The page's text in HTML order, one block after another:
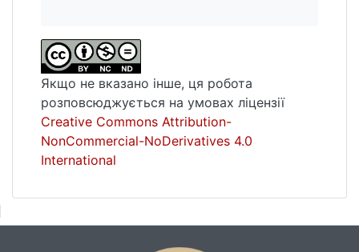
Якщо не вказано інше, ця робота
розповсюджується на умовах ліцензії
Creative Commons Attribution-
NonCommercial-NoDerivatives 4.0
International